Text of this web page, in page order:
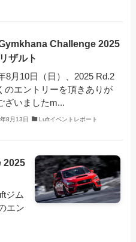
Challenge 2025
ザルト
8月10日（日）、2025 Rd.2
のエントリーを頂きありが
ざいましたm...
8月13日 Luftイベントレポート
2025
ジム
エン